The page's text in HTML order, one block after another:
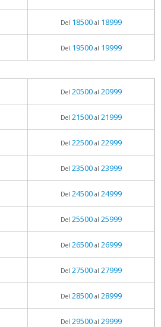
Del 18500al 18999
Del 19500al 19999
Del 20500al 20999
Del 21500al 21999
Del 22500al 22999
Del 23500al 23999
Del 24500al 24999
Del 25500al 25999
Del 26500al 26999
Del 27500al 27999
Del 28500al 28999
Del 29500al 29999